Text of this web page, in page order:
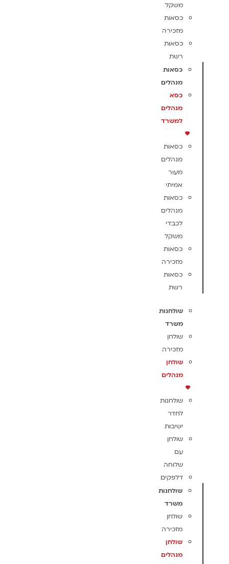
משקל
כסאות
מזכירה
כסאות
רשת
כסאות
מנהלים
כסא
מנהלים
למשרד
כסאות
מנהלים
מעור
אמיתי
כסאות
מנהלים
לכבדי
משקל
כסאות
מזכירה
כסאות
רשת
שולחנות
משרד
שולחן
מזכירה
שולחן
מנהלים
שולחנות
לחדר
ישיבות
שולחן
עם
שלוחה
דלפקים
שולחנות
משרד
שולחן
מזכירה
שולחן
מנהלים